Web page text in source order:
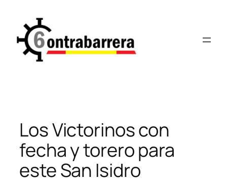
contenido
Los Victorinos con
fecha y torero para
este San Isidro